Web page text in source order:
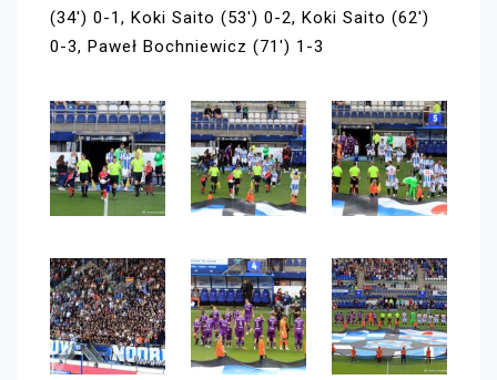
(34′) 0-1, Koki Saito (53′) 0-2, Koki Saito (62′)
0-3, Paweł Bochniewicz (71′) 1-3